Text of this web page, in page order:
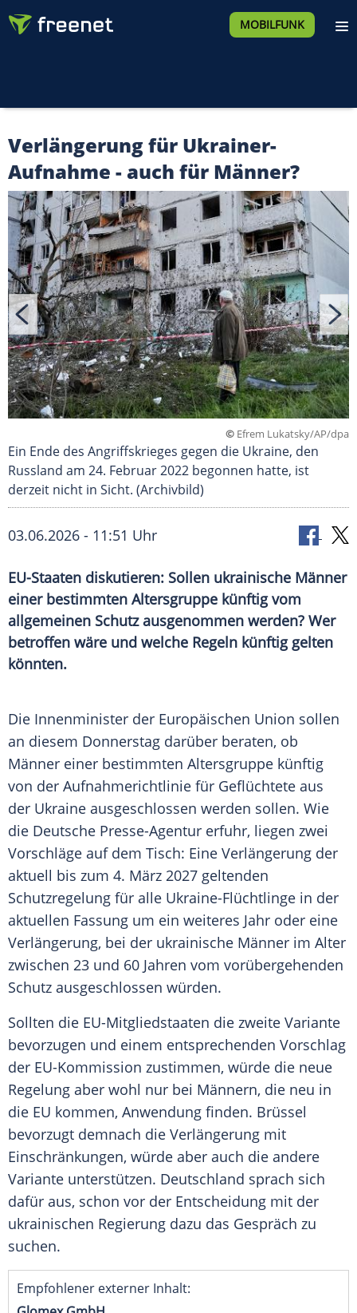
MOBILFUNK
Verlängerung für Ukrainer-
Aufnahme - auch für Männer?
© Efrem Lukatsky/AP/dpa
Ein Ende des Angriffskrieges gegen die Ukraine, den
Russland am 24. Februar 2022 begonnen hatte, ist
derzeit nicht in Sicht. (Archivbild)
03.06.2026 - 11:51 Uhr
EU-Staaten diskutieren: Sollen ukrainische Männer
einer bestimmten Altersgruppe künftig vom
allgemeinen Schutz ausgenommen werden? Wer
betroffen wäre und welche Regeln künftig gelten
könnten.
Die Innenminister der Europäischen Union sollen
an diesem Donnerstag darüber beraten, ob
Männer einer bestimmten Altersgruppe künftig
von der Aufnahmerichtlinie für Geflüchtete aus
der Ukraine ausgeschlossen werden sollen. Wie
die Deutsche Presse-Agentur erfuhr, liegen zwei
Vorschläge auf dem Tisch: Eine Verlängerung der
aktuell bis zum 4. März 2027 geltenden
Schutzregelung für alle Ukraine-Flüchtlinge in der
aktuellen Fassung um ein weiteres Jahr oder eine
Verlängerung, bei der ukrainische Männer im Alter
zwischen 23 und 60 Jahren vom vorübergehenden
Schutz ausgeschlossen würden.
Sollten die EU-Mitgliedstaaten die zweite Variante
bevorzugen und einem entsprechenden Vorschlag
der EU-Kommission zustimmen, würde die neue
Regelung aber wohl nur bei Männern, die neu in
die EU kommen, Anwendung finden. Brüssel
bevorzugt demnach die Verlängerung mit
Einschränkungen, würde aber auch die andere
Variante unterstützen. Deutschland sprach sich
dafür aus, schon vor der Entscheidung mit der
ukrainischen Regierung dazu das Gespräch zu
suchen.
Empfohlener externer Inhalt: